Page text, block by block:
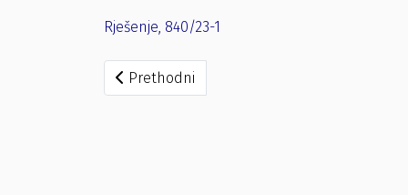
Rješenje, 840/23-1
Prethodni članak: Rješenje, broj: 841/23-1
Prethodni